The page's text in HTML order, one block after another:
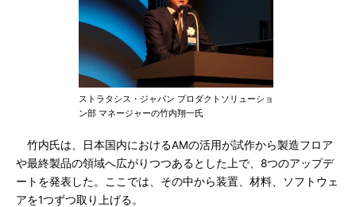
ストラタシス・ジャパン プロダクトソリューショ
ン部 マネージャーの竹内翔一氏
竹内氏は、日本国内におけるAMの活用が試作から製造フロア
や最終製品の領域へ広がりつつあるとした上で、8つのアップデ
ートを発表した。ここでは、その中から装置、材料、ソフトウェ
アを1つずつ取り上げる。